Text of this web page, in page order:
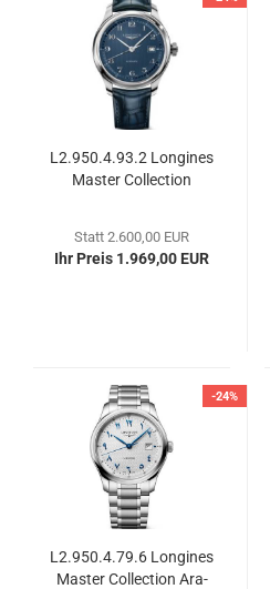
L2.950.4.93.2 Lon­gi­nes
Mas­ter Coll­ec­tion
Statt 2.600,00 EUR
Ihr Preis 1.969,00 EUR
-24%
L2.950.4.79.6 Lon­gi­nes
Mas­ter Coll­ec­tion Ara­